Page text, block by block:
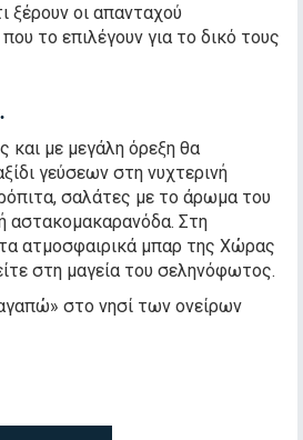
ξέρουν οι απανταχού
το επιλέγουν για το δικό τους
και με μεγάλη όρεξη θα
γεύσεων στη νυχτερινή
σαλάτες με το άρωμα του
αστακομακαρανόδα. Στη
ατμοσφαιρικά μπαρ της Χώρας
στη μαγεία του σεληνόφωτος.
στο νησί των ονείρων